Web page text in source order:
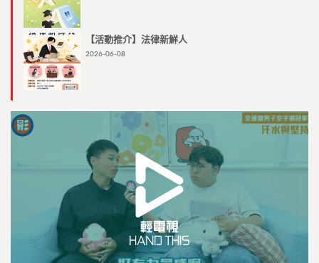
【活動推介】法律新鮮人
2026-06-08